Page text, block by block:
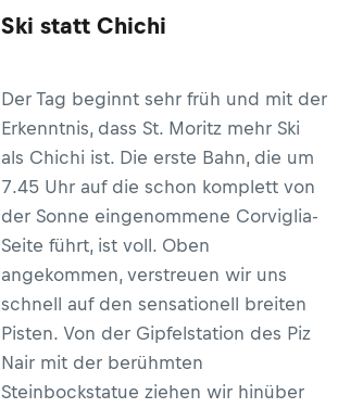
Ski statt Chichi
Der Tag beginnt sehr früh und mit der
Erkenntnis, dass St. Moritz mehr Ski
als Chichi ist. Die erste Bahn, die um
7.45 Uhr auf die schon komplett von
der Sonne eingenommene Corviglia-
Seite führt, ist voll. Oben
angekommen, verstreuen wir uns
schnell auf den sensationell breiten
Pisten. Von der Gipfelstation des Piz
Nair mit der berühmten
Steinbockstatue ziehen wir hinüber